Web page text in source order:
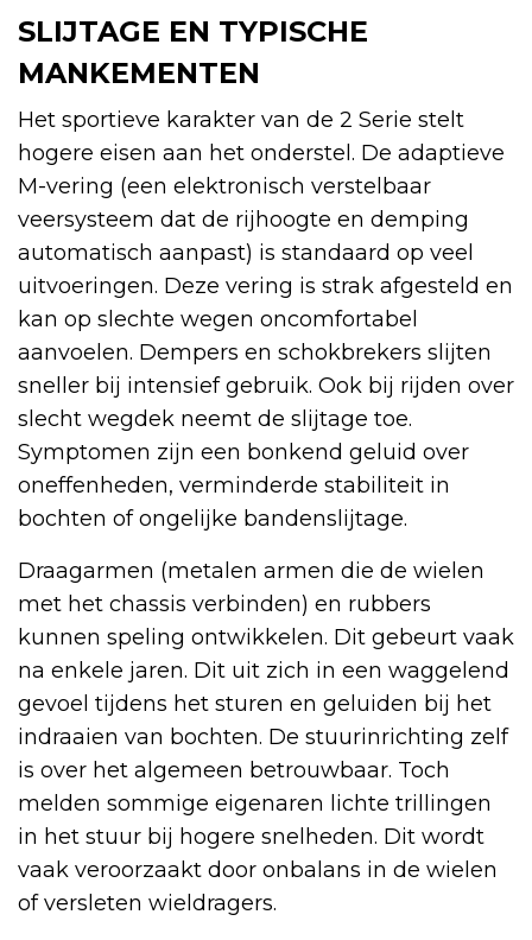
SLIJTAGE EN TYPISCHE
MANKEMENTEN
Het sportieve karakter van de 2 Serie stelt
hogere eisen aan het onderstel. De adaptieve
M-vering (een elektronisch verstelbaar
veersysteem dat de rijhoogte en demping
automatisch aanpast) is standaard op veel
uitvoeringen. Deze vering is strak afgesteld en
kan op slechte wegen oncomfortabel
aanvoelen. Dempers en schokbrekers slijten
sneller bij intensief gebruik. Ook bij rijden over
slecht wegdek neemt de slijtage toe.
Symptomen zijn een bonkend geluid over
oneffenheden, verminderde stabiliteit in
bochten of ongelijke bandenslijtage.
Draagarmen (metalen armen die de wielen
met het chassis verbinden) en rubbers
kunnen speling ontwikkelen. Dit gebeurt vaak
na enkele jaren. Dit uit zich in een waggelend
gevoel tijdens het sturen en geluiden bij het
indraaien van bochten. De stuurinrichting zelf
is over het algemeen betrouwbaar. Toch
melden sommige eigenaren lichte trillingen
in het stuur bij hogere snelheden. Dit wordt
vaak veroorzaakt door onbalans in de wielen
of versleten wieldragers.